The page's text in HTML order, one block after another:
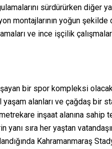
sürdürürken diğer
montajlarının yoğun
ve ince işçilik
bir spor kompleksi
alanları ve çağdaş bir
inşaat alanına
sıra her yaştan
Kahramanmaraş